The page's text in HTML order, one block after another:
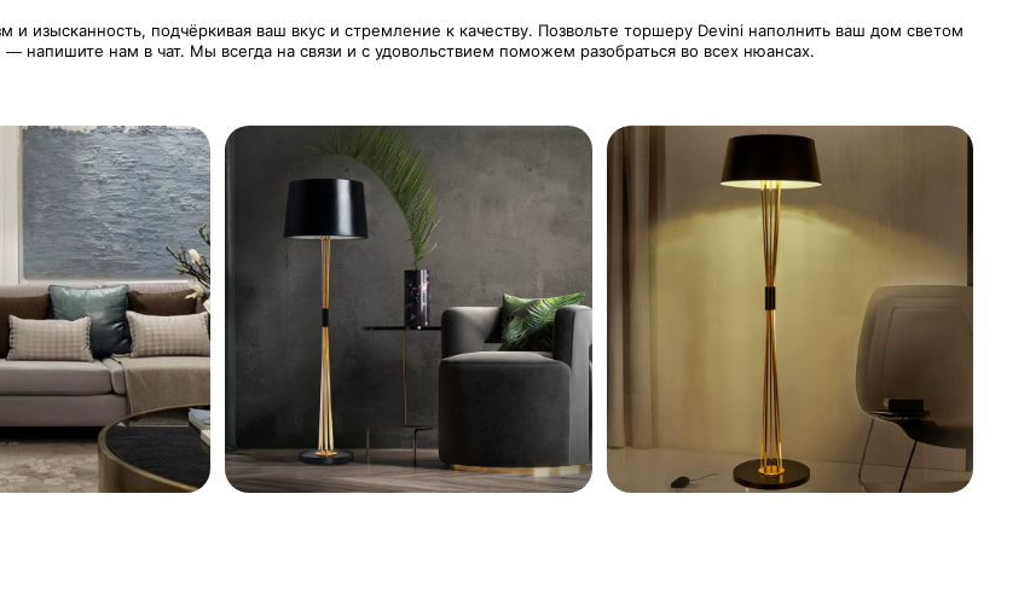
изысканность, подчёркивая ваш вкус и стремление к качеству. Позвольте торшеру Devini наполнить ваш дом светом
напишите нам в чат. Мы всегда на связи и с удовольствием поможем разобраться во всех нюансах.